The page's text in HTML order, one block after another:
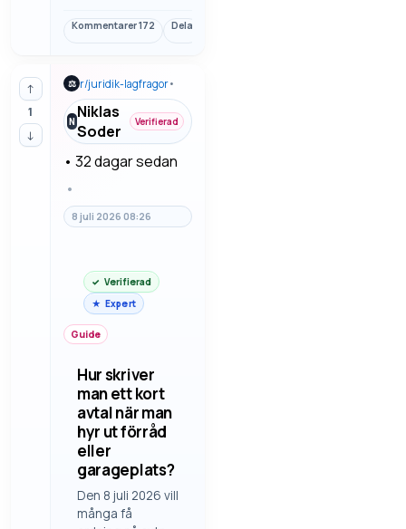
slippa
återlämning. Här
finns vad som
brukar vara bra
att skriva när
man lånar ut
Kommentarer172 Dela
↑
1
↓
⚖ r/juridik-lagfragor•
NNiklas
Soder
Verifierad
• 32 dagar sedan
•
8 juli 2026 08:26
Verifierad
Expert
Guide
Hur skriver
man ett kort
avtal när man
hyr ut förråd
eller
garageplats?
Den 8 juli 2026 vill
många få